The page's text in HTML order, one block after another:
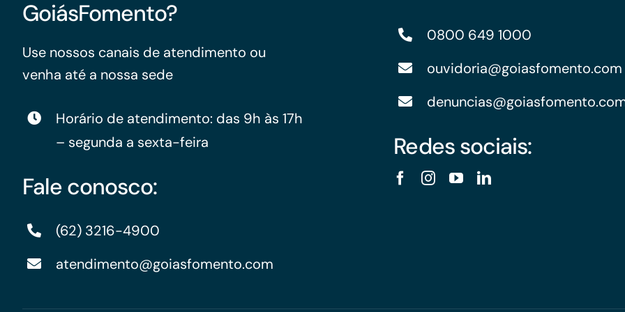
GoiásFomento?
Use nossos canais de atendimento ou
venha até a nossa sede
Horário de atendimento: das 9h às 17h
– segunda a sexta-feira
Fale conosco:
(62) 3216-4900
atendimento@goiasfomento.com
0800 649 1000
ouvidoria@goiasfomento.com
Redes sociais: